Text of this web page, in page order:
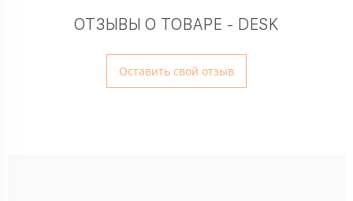
ОТЗЫВЫ О ТОВАРЕ - DESK
Оставить свой отзыв